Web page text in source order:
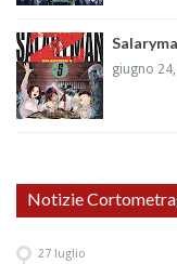
giugno
Notizie
27 luglio